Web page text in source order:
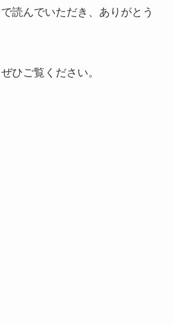
読んでいただき、ありがとう
ひご覧ください。